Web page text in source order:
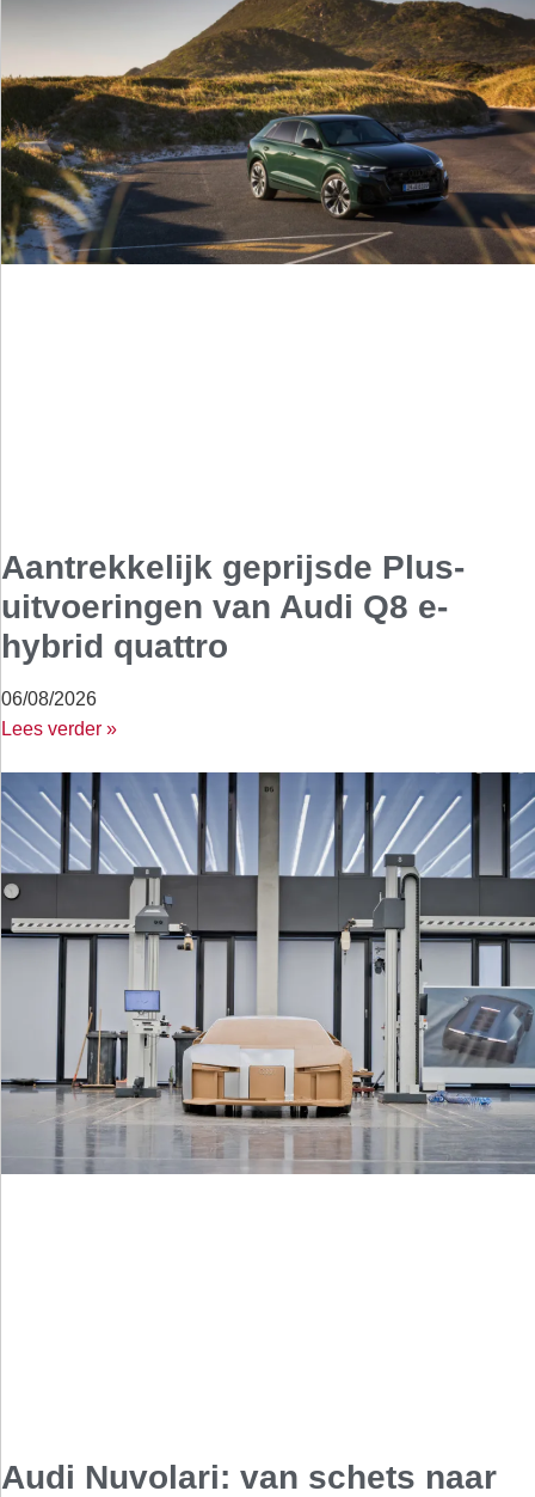
Aantrekkelijk geprijsde Plus-
uitvoeringen van Audi Q8 e-
hybrid quattro
06/08/2026
Lees verder »
Audi Nuvolari: van schets naar